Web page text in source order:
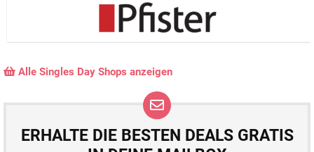
Alle Singles Day Shops anzeigen
ERHALTE DIE BESTEN DEALS GRATIS